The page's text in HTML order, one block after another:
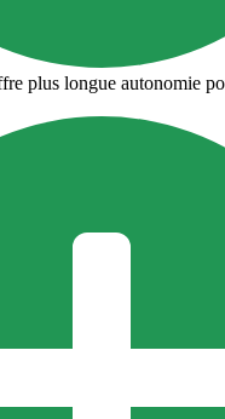
plus longue autonomie